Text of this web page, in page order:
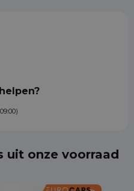
uit onze voorraad